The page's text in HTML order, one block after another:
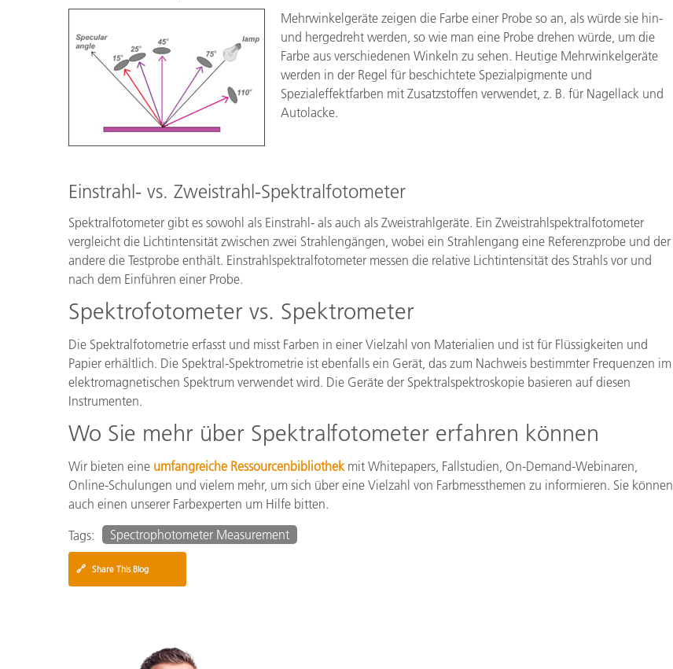
Mehrwinkelgeräte zeigen die Farbe einer Probe so an, als würde sie hin-
und hergedreht werden, so wie man eine Probe drehen würde, um die
Farbe aus verschiedenen Winkeln zu sehen. Heutige Mehrwinkelgeräte
werden in der Regel für beschichtete Spezialpigmente und
Spezialeffektfarben mit Zusatzstoffen verwendet, z. B. für Nagellack und
Autolacke.
Einstrahl- vs. Zweistrahl-Spektralfotometer
Spektralfotometer gibt es sowohl als Einstrahl- als auch als Zweistrahlgeräte. Ein Zweistrahlspektralfotometer
vergleicht die Lichtintensität zwischen zwei Strahlengängen, wobei ein Strahlengang eine Referenzprobe und der
andere die Testprobe enthält. Einstrahlspektralfotometer messen die relative Lichtintensität des Strahls vor und
nach dem Einführen einer Probe.
Spektrofotometer vs. Spektrometer
Die Spektralfotometrie erfasst und misst Farben in einer Vielzahl von Materialien und ist für Flüssigkeiten und
Papier erhältlich. Die Spektral-Spektrometrie ist ebenfalls ein Gerät, das zum Nachweis bestimmter Frequenzen im
elektromagnetischen Spektrum verwendet wird. Die Geräte der Spektralspektroskopie basieren auf diesen
Instrumenten.
Wo Sie mehr über Spektralfotometer erfahren können
Wir bieten eine umfangreiche Ressourcenbibliothek mit Whitepapers, Fallstudien, On-Demand-Webinaren,
Online-Schulungen und vielem mehr, um sich über eine Vielzahl von Farbmessthemen zu informieren. Sie können
auch einen unserer Farbexperten um Hilfe bitten.
Tags:
Spectrophotometer Measurement
🔗 Share This Blog